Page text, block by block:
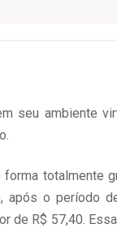
seu ambiente
totalmente
após o período
de R$ 57,40.